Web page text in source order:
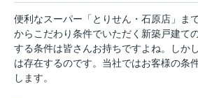
便利なスーパー「とりせん・石原店」ま
からこだわり条件でいただく新築戸建て
する条件は皆さんお持ちですよね。しか
は存在するのです。当社ではお客様の条
します。